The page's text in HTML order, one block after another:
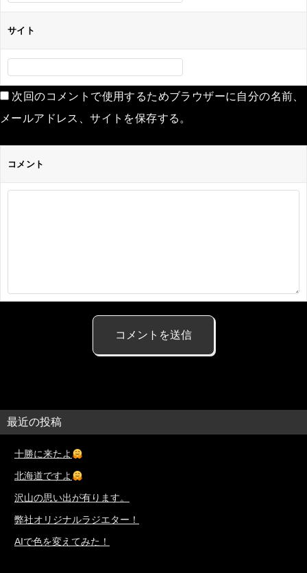
サイト
次回のコメントで使用するためブラウザーに自分の名前、
メールアドレス、サイトを保存する。
コメント
最近の投稿
十勝に来たよ
北海道ですよ
沢山の思い出が有ります。
弊社オリジナルラジエター！
AIで色を変えてみた！